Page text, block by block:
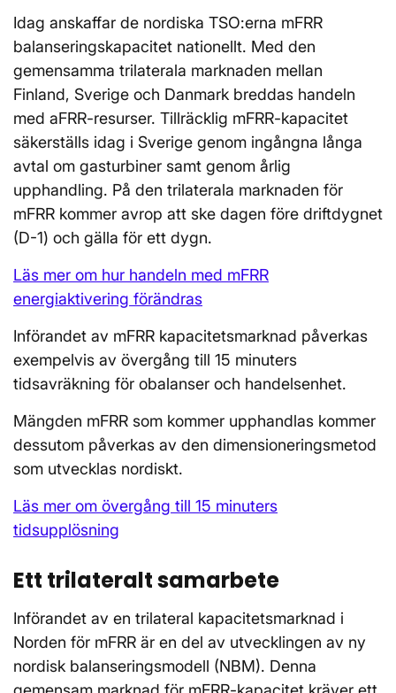
Idag anskaffar de nordiska TSO:erna mFRR
balanseringskapacitet nationellt. Med den
gemensamma trilaterala marknaden mellan
Finland, Sverige och Danmark breddas handeln
med aFRR-resurser. Tillräcklig mFRR-kapacitet
säkerställs idag i Sverige genom ingångna långa
avtal om gasturbiner samt genom årlig
upphandling. På den trilaterala marknaden för
mFRR kommer avrop att ske dagen före driftdygnet
(D-1) och gälla för ett dygn.
Läs mer om hur handeln med mFRR
energiaktivering förändras
Införandet av mFRR kapacitetsmarknad påverkas
exempelvis av övergång till 15 minuters
tidsavräkning för obalanser och handelsenhet.
Mängden mFRR som kommer upphandlas kommer
dessutom påverkas av den dimensioneringsmetod
som utvecklas nordiskt.
Läs mer om övergång till 15 minuters
tidsupplösning
Ett trilateralt samarbete
Införandet av en trilateral kapacitetsmarknad i
Norden för mFRR är en del av utvecklingen av ny
nordisk balanseringsmodell (NBM). Denna